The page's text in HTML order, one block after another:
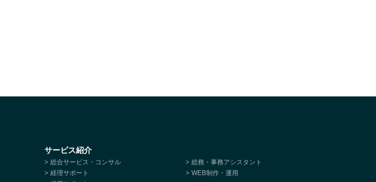
サービス紹介
> 総合サービス・コンサル
> 経理サポート
> 総務・事務アシスタント
> WEB制作・運用